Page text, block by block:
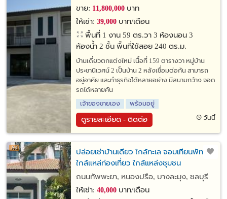
ขาย: 11,800,000บาท
ให้เช่า: 39,000บาท/เดือน
พื้นที่ 1 งาน 59 ตร.วา 3 ห้องนอน 3
ห้องน้ำ 2 ชั้น พื้นที่ใช้สอย 240 ตร.ม.
บ้านเดี่ยวตกแต่งใหม่ เนื้อที่ 159 ตารางวา หมู่บ้าน
ประชานิเวศน์ 2 เป็นบ้าน 2 หลังเชื่อมต่อกัน สามารถ
อยู่อาศัย และทำธุรกิจได้หลายอย่าง มีสนามกว้าง จอด
รถได้หลายคัน
เจ้าของขายเอง
พร้อมอยู่
ดูรายละเอียด - ติดต่อ วันนี้
ปล่อยเช่าบ้านเดียว ใกล้ทะเล จอมเทียนพัทยา
ใกล้แหล่ท่องเที่ยว ใกล้แหล่งชุมชน
ถนนทัพพะยา, หนองปรือ, บางละมุง, ชลบุรี
ให้เช่า: 40,000บาท/เดือน